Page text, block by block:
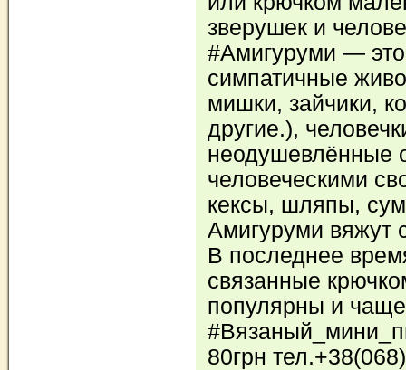
зверушек и
#Амигуруми —
симпатичные
мишки, зайчики,
другие.),
неодушевлённые
человеческими
кексы, шляпы,
Амигуруми вяжут
В последнее
связанные
популярны и
80грн